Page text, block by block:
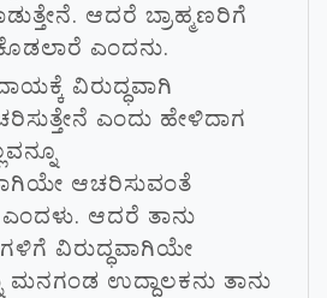
ಆದರೆ ಬ್ರಾಹ್ಮಣರಿಗೆ
ಕೊಡಲಾರೆ ಎಂದನು.
ವಿರುದ್ಧವಾಗಿ
ಎಂದು ಹೇಳಿದಾಗ
ಆಚರಿಸುವಂತೆ
ಎಂದಳು. ಆದರೆ ತಾನು
ವಿರುದ್ಧವಾಗಿಯೇ
ಮನಗಂಡ ಉದ್ದಾಲಕನು ತಾನು